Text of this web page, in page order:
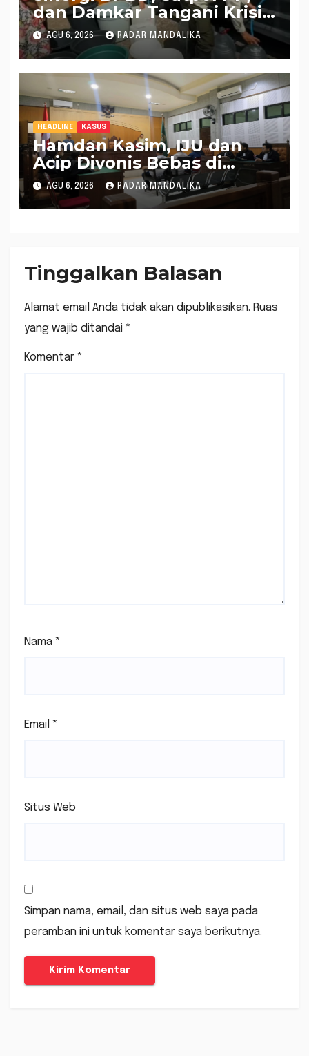
dan Damkar Tangani Krisis
Air Bersih di Lobar
AGU 6, 2026 RADAR MANDALIKA
HEADLINE KASUS
Hamdan Kasim, IJU dan
Acip Divonis Bebas di
Kasus Dugaan Gratifikasi
DPRD NTB, Kuasa Hukum:
Putusan Bersifat Final
AGU 6, 2026 RADAR MANDALIKA
Tinggalkan Balasan
Alamat email Anda tidak akan dipublikasikan. Ruas
yang wajib ditandai *
Komentar *
Nama *
Email *
Situs Web
Simpan nama, email, dan situs web saya pada
peramban ini untuk komentar saya berikutnya.